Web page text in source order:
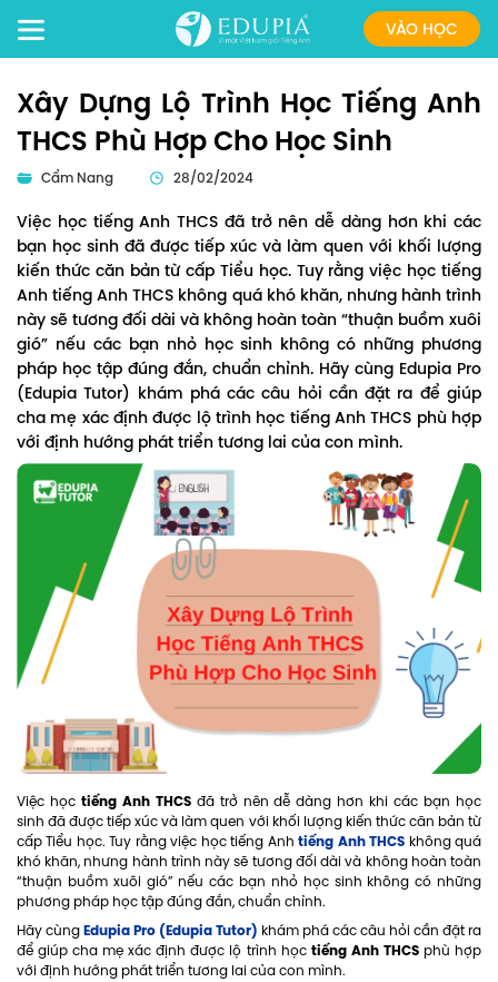
VÀO HỌC
Xây Dựng Lộ Trình Học Tiếng Anh
THCS Phù Hợp Cho Học Sinh
Cẩm Nang 28/02/2024
Việc học tiếng Anh THCS đã trở nên dễ dàng hơn khi các
bạn học sinh đã được tiếp xúc và làm quen với khối lượng
kiến thức căn bản từ cấp Tiểu học. Tuy rằng việc học tiếng
Anh tiếng Anh THCS không quá khó khăn, nhưng hành trình
này sẽ tương đối dài và không hoàn toàn “thuận buồm xuôi
gió” nếu các bạn nhỏ học sinh không có những phương
pháp học tập đúng đắn, chuẩn chỉnh. Hãy cùng Edupia Pro
(Edupia Tutor) khám phá các câu hỏi cần đặt ra để giúp
cha mẹ xác định được lộ trình học tiếng Anh THCS phù hợp
với định hướng phát triển tương lai của con mình.
Việc học tiếng Anh THCSđã trở nên dễ dàng hơn khi các bạn học
sinh đã được tiếp xúc và làm quen với khối lượng kiến thức căn bản từ
cấp Tiểu học. Tuy rằng việc học tiếng Anhtiếng Anh THCS không quá
khó khăn, nhưng hành trình này sẽ tương đối dài và không hoàn toàn
“thuận buồm xuôi gió” nếu các bạn nhỏ học sinh không có những
phương pháp học tập đúng đắn, chuẩn chỉnh.
Hãy cùngEdupia Pro (Edupia Tutor) khám phá các câu hỏi cần đặt ra
để giúp cha mẹ xác định được lộ trình học tiếng Anh THCSphù hợp
với định hướng phát triển tương lai của con mình.